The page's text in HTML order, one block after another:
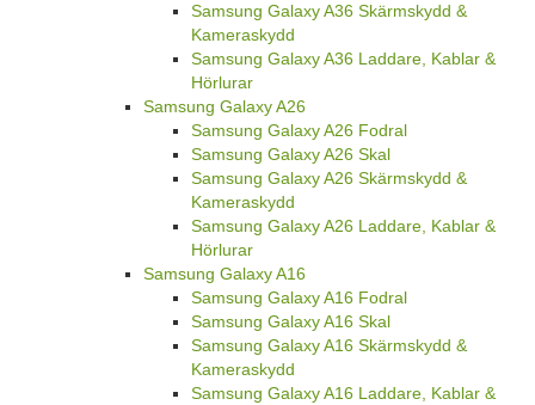
Samsung Galaxy A36 Skärmskydd &
Kameraskydd
Samsung Galaxy A36 Laddare, Kablar &
Hörlurar
Samsung Galaxy A26
Samsung Galaxy A26 Fodral
Samsung Galaxy A26 Skal
Samsung Galaxy A26 Skärmskydd &
Kameraskydd
Samsung Galaxy A26 Laddare, Kablar &
Hörlurar
Samsung Galaxy A16
Samsung Galaxy A16 Fodral
Samsung Galaxy A16 Skal
Samsung Galaxy A16 Skärmskydd &
Kameraskydd
Samsung Galaxy A16 Laddare, Kablar &